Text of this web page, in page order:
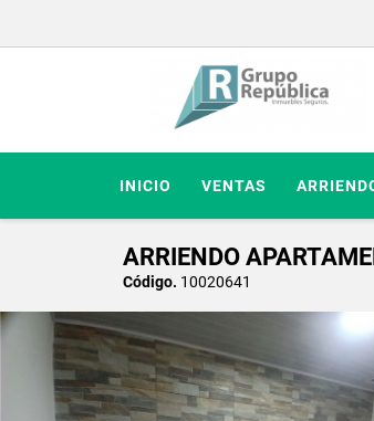
INICIO VENTAS
ARRIENDO
Código. 10020641